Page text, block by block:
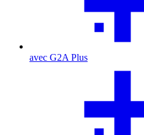
avec G2A Plus